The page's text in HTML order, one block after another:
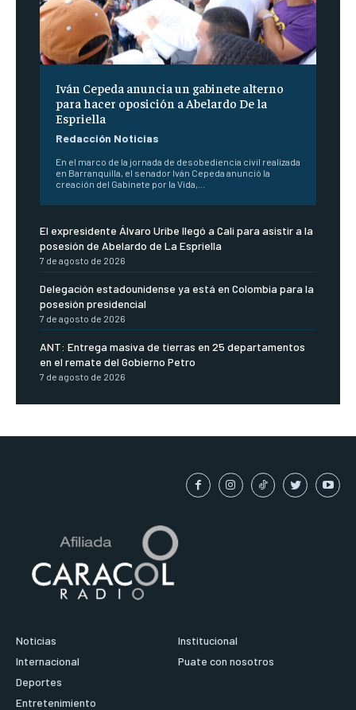
Iván Cepeda anuncia un gabinete alterno
para hacer oposición a Abelardo De la
Espriella
Redacción Noticias
En el marco de la jornada de desobediencia civil realizada
en Barranquilla, el senador Iván Cepeda anunció la
creación del Gabinete por la Vida,...
El expresidente Álvaro Uribe llegó a Cali para asistir a la
posesión de Abelardo de La Espriella
7 de agosto de 2026
Delegación estadounidense ya está en Colombia para la
posesión presidencial
7 de agosto de 2026
ANT: Entrega masiva de tierras en 25 departamentos
en el remate del Gobierno Petro
7 de agosto de 2026
Noticias
Internacional
Deportes
Entretenimiento
Institucional
Puate con nosotros